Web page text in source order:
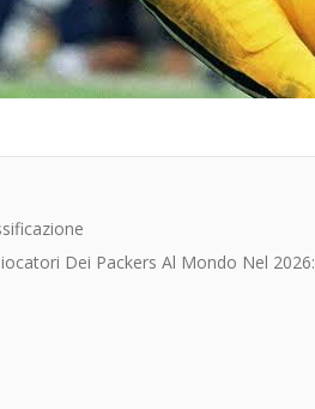
Dei Packers Al Mondo Nel 2026: